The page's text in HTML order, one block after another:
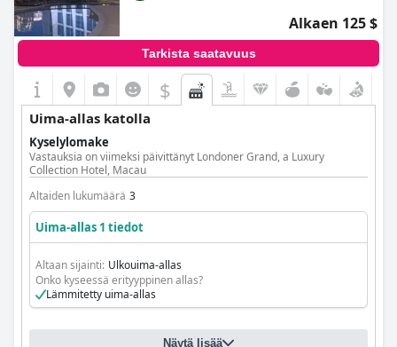
Alkaen 125 $
Tarkista saatavuus
$
Uima-allas katolla
Kyselylomake
Vastauksia on viimeksi päivittänyt Londoner Grand, a Luxury
Collection Hotel, Macau
Altaiden lukumäärä 3
Uima-allas 1 tiedot
Altaan sijainti: Ulkouima-allas
Onko kyseessä erityyppinen allas?
Lämmitetty uima-allas
Näytä lisää